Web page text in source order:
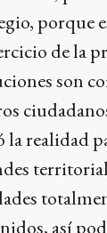
porque
de la
son
realidad
así